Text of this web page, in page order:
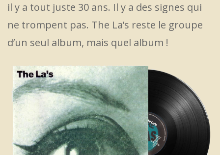
il y a tout juste 30 ans. Il y a des signes qui
ne trompent pas. The La’s reste le groupe
d’un seul album, mais quel album !